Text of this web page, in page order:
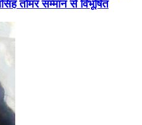
तोमर सम्मान से विभूषित